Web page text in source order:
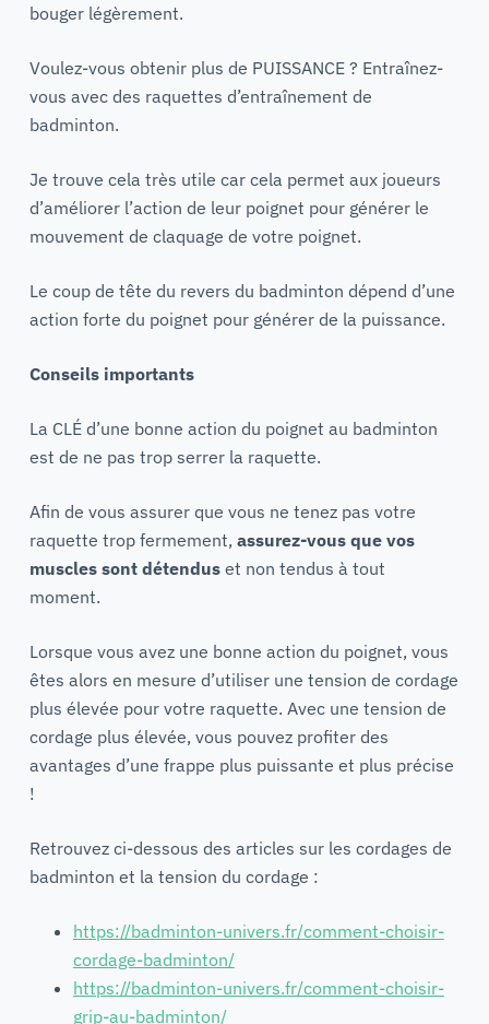
bouger légèrement.
Voulez-vous obtenir plus de PUISSANCE ? Entraînez-
vous avec des raquettes d’entraînement de
badminton.
Je trouve cela très utile car cela permet aux joueurs
d’améliorer l’action de leur poignet pour générer le
mouvement de claquage de votre poignet.
Le coup de tête du revers du badminton dépend d’une
action forte du poignet pour générer de la puissance.
Conseils importants
La CLÉ d’une bonne action du poignet au badminton
est de ne pas trop serrer la raquette.
Afin de vous assurer que vous ne tenez pas votre
raquette trop fermement, assurez-vous que vos
muscles sont détenduset non tendus à tout
moment.
Lorsque vous avez une bonne action du poignet, vous
êtes alors en mesure d’utiliser une tension de cordage
plus élevée pour votre raquette. Avec une tension de
cordage plus élevée, vous pouvez profiter des
avantages d’une frappe plus puissante et plus précise
!
Retrouvez ci-dessous des articles sur les cordages de
badminton et la tension du cordage :
https://badminton-univers.fr/comment-choisir-
cordage-badminton/
https://badminton-univers.fr/comment-choisir-
grip-au-badminton/